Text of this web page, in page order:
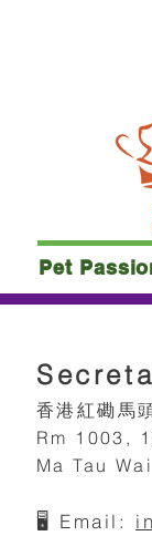
Pet
香港紅磡馬
Rm 1003,
Ma Tau
🖥️ Email: